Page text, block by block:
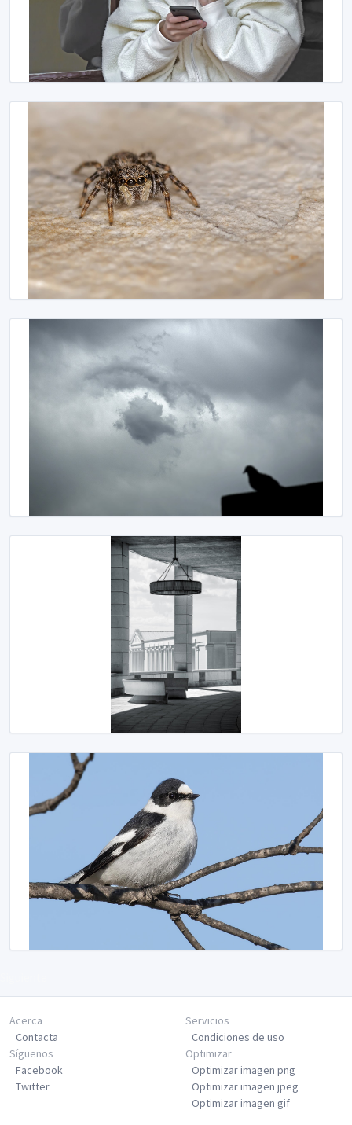
Acerca
Contacta
Servicios
Condiciones de uso
Síguenos
Facebook
Twitter
Optimizar
Optimizar imagen png
Optimizar imagen jpeg
Optimizar imagen gif